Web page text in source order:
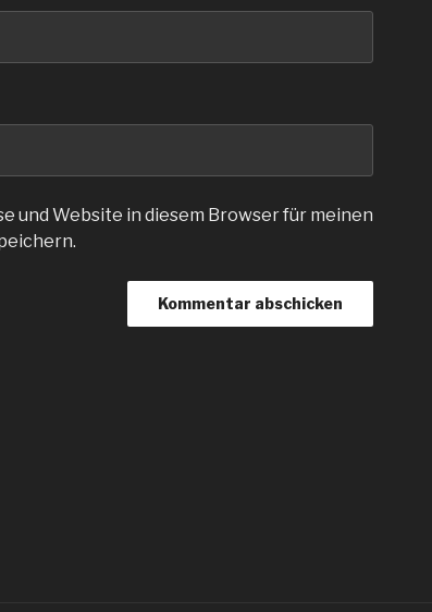
und Website in diesem Browser für meinen